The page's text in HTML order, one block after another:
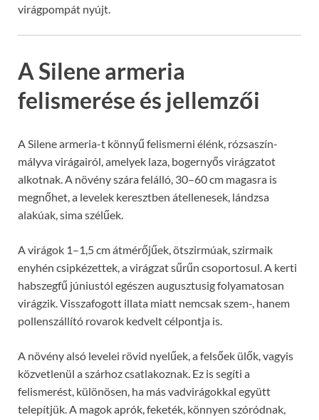
virágpompát nyújt.
A Silene armeria
felismerése és jellemzői
A Silene armeria-t könnyű felismerni élénk, rózsaszín-
mályva virágairól, amelyek laza, bogernyős virágzatot
alkotnak. A növény szára felálló, 30–60 cm magasra is
megnőhet, a levelek keresztben átellenesek, lándzsa
alakúak, sima szélűek.
A virágok 1–1,5 cm átmérőjűek, ötszirmúak, szirmaik
enyhén csipkézettek, a virágzat sűrűn csoportosul. A kerti
habszegfű júniustól egészen augusztusig folyamatosan
virágzik. Visszafogott illata miatt nemcsak szem-, hanem
pollenszállító rovarok kedvelt célpontja is.
A növény alsó levelei rövid nyelűek, a felsőek ülők, vagyis
közvetlenül a szárhoz csatlakoznak. Ez is segíti a
felismerést, különösen, ha más vadvirágokkal együtt
telepítjük. A magok aprók, feketék, könnyen szóródnak,